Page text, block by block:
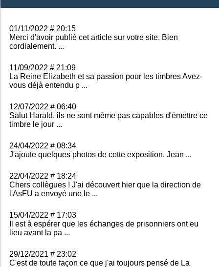
01/11/2022 # 20:15
Merci d'avoir publié cet article sur votre site. Bien
cordialement. ...
11/09/2022 # 21:09
La Reine Elizabeth et sa passion pour les timbres Avez-
vous déjà entendu p ...
12/07/2022 # 06:40
Salut Harald, ils ne sont même pas capables d'émettre ce
timbre le jour ...
24/04/2022 # 08:34
J'ajoute quelques photos de cette exposition. Jean ...
22/04/2022 # 18:24
Chers collègues ! J'ai découvert hier que la direction de
l'AsFU a envoyé une le ...
15/04/2022 # 17:03
Il est à espérer que les échanges de prisonniers ont eu
lieu avant la pa ...
29/12/2021 # 23:02
C'est de toute façon ce que j'ai toujours pensé de La